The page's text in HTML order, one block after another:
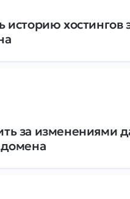
историю хостингов
за изменениями
домена